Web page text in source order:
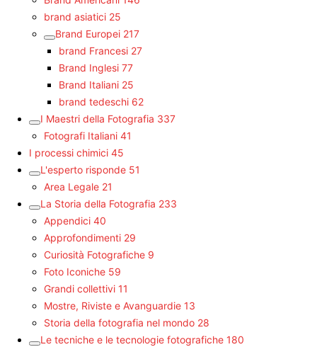
brand asiatici 25
Brand Europei 217
brand Francesi 27
Brand Inglesi 77
Brand Italiani 25
brand tedeschi 62
I Maestri della Fotografia 337
Fotografi Italiani 41
I processi chimici 45
L'esperto risponde 51
Area Legale 21
La Storia della Fotografia 233
Appendici 40
Approfondimenti 29
Curiosità Fotografiche 9
Foto Iconiche 59
Grandi collettivi 11
Mostre, Riviste e Avanguardie 13
Storia della fotografia nel mondo 28
Le tecniche e le tecnologie fotografiche 180